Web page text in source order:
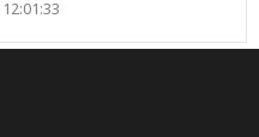
12:01:33